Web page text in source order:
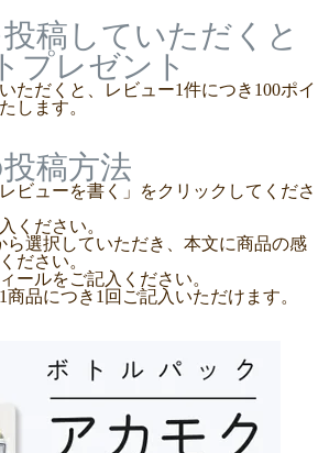
稿していただくと
プレゼント
ただくと、レビュー1件につき100ポイ
します。
稿方法
ビューを書く」をクリックしてくださ
ください。
ら選択していただき、本文に商品の感
ださい。
ールをご記入ください。
品につき1回ご記入いただけます。